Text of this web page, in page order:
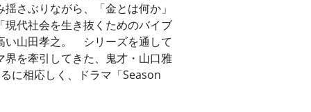
さぶりながら、「金とは何か」
代社会を生き抜くためのバイブ
い山田孝之。 シリーズを通して
を牽引してきた、鬼才・山口雅
に相応しく、ドラマ「Season